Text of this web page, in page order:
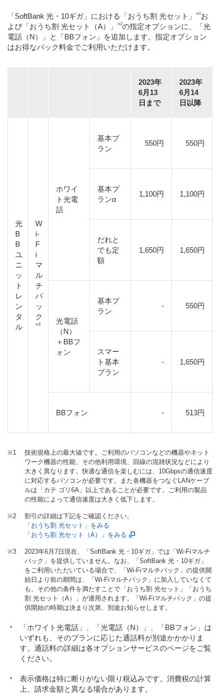
「SoftBank 光・10ギガ」における「おうち割 光セット」 ※2お
よび「おうち割 光セット（A）」
※2の指定オプションに、「光
電話（N）」と「BBフォン」を追加します。指定オプション
はお得なパック料金でご利用いただけます。
2023年
6月13
日まで
2023年
6月14
日以降
光
B
B
ユ
ニ
ッ
ト
レ
ン
タ
ル
W
i-
F
i
マ
ル
チ
パ
ッ
ク
※3
ホワイ
ト光電
話
基本プ
ラン
550円 550円
基本プ
ランα
1,100円 1,100円
だれと
でも定
額
1,650円 1,650円
光電話
（N）
＋BBフ
ォン
基本プ
ラン
- 550円
スマー
ト基本
プラン
- 1,650円
BBフォン - 513円
※1
技術規格上の最大値です。ご利用のパソコンなどの機器やネット
ワーク機器の性能、その他利用環境、回線の混雑状況などにより
大きく異なります。快適な通信を楽しむには、10Gbpsの通信速度
に対応するパソコンが必要です。また各機器をつなぐLANケーブ
ルは「カテ ゴリ6A」以上であることが必要です。ご利用の製品
の性能によって通信速度は大きく低下します。
※2
割引の詳細は下記をご確認ください。
「おうち割 光セット」をみる
「おうち割 光セット（A）」をみる
※3
2023年6月7日現在、「SoftBank 光・10ギガ」では「Wi-Fiマルチ
パック」を提供していません。なお、「SoftBank 光・10ギガ」
をご利用いただいている場合で、「Wi-Fiマルチパック」の提供開
始日より前の期間は、「Wi-Fiマルチパック」に加入していなくて
も、その他の条件を満たすことで「おうち割 光セット」「おうち
割 光セット（A）」が適用されます。「Wi-Fiマルチパック」の提
供開始の時期は決まり次第、別途お知らせします。
「ホワイト光電話」、「光電話（N）」、「BBフォン」は
いずれも、そのプランに応じた通話料が別途かかかりま
す。通話料の詳細は各オプションサービスのページをご覧
ください。
表示価格は特に断りがない限り税込みです。消費税の計算
上、請求金額と異なる場合があります。